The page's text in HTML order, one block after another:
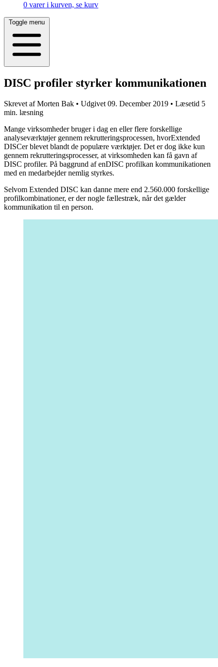
0 varer i kurven, se kurv
Toggle menu
DISC profiler styrker kommunikationen
Skrevet af Morten Bak • Udgivet 09. December 2019 • Læsetid 5
min. læsning
Mange virksomheder bruger i dag en eller flere forskellige
analyseværktøjer gennem rekrutteringsprocessen, hvorExtended
DISCer blevet blandt de populære værktøjer. Det er dog ikke kun
gennem rekrutteringsprocesser, at virksomheden kan få gavn af
DISC profiler. På baggrund af enDISC profilkan kommunikationen
med en medarbejder nemlig styrkes.
Selvom Extended DISC kan danne mere end 2.560.000 forskellige
profilkombinationer, er der nogle fællestræk, når det gælder
kommunikation til en person.